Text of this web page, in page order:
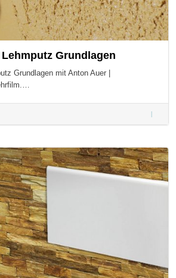
Grundlagen
Grundlagen mit Anton Auer |
und